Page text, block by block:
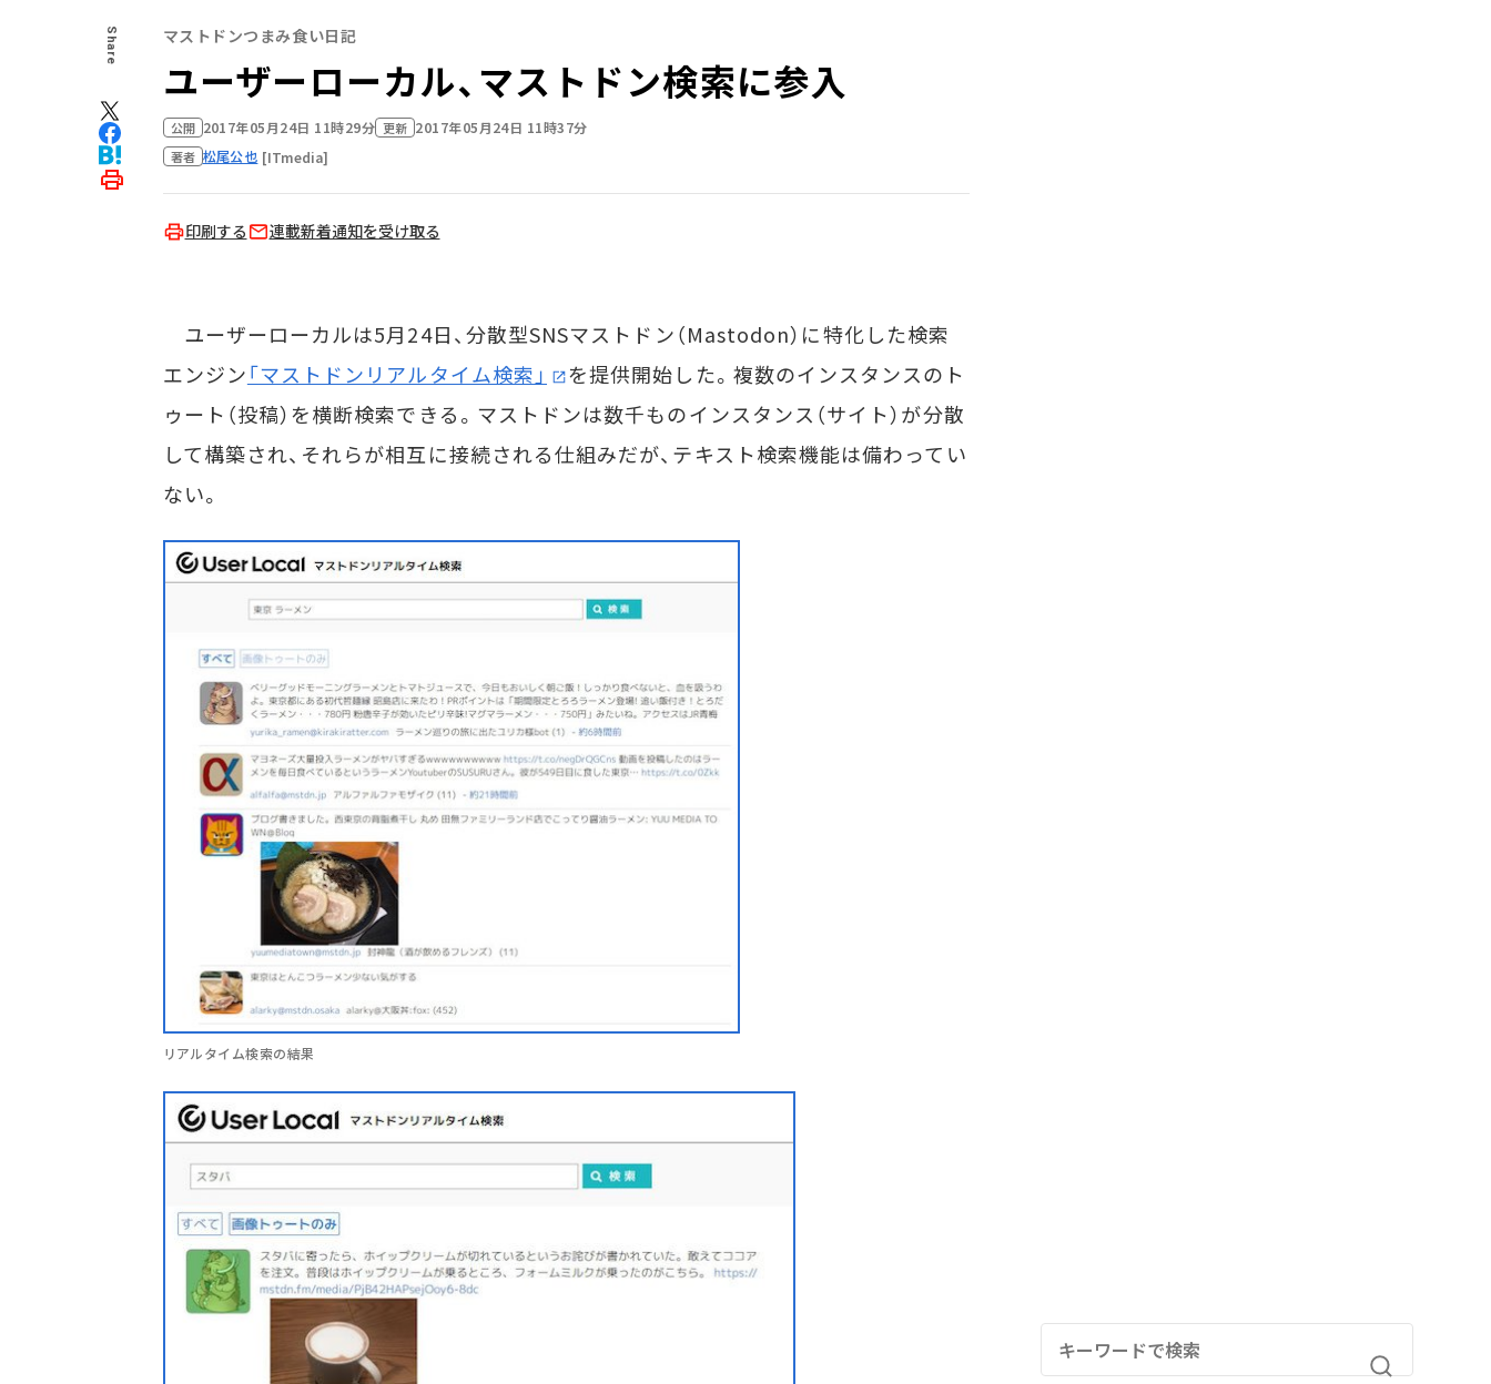
Share マストドンつまみ食い日記
ユーザーローカル、マストドン検索に参入
公開 2017年05月24日 11時29分 更新 2017年05月24日 11時37分
著者 松尾公也 [ITmedia]
印刷する 連載新着通知を受け取る
ユーザーローカルは5月24日、分散型SNSマストドン（Mastodon）に特化した検索
エンジン「マストドンリアルタイム検索」
を提供開始した。複数のインスタンスのト
ゥート（投稿）を横断検索できる。マストドンは数千ものインスタンス（サイト）が分散
して構築され、それらが相互に接続される仕組みだが、テキスト検索機能は備わってい
ない。
リアルタイム検索の結果